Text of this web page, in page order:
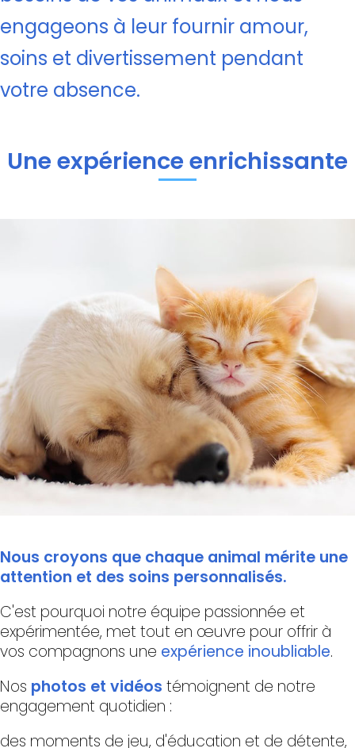
engageons à leur fournir amour,
soins et divertissement pendant
votre absence.
Une expérience enrichissante
Nous croyons que chaque animal mérite une
attention et des soins personnalisés.
C'est pourquoi notre équipe passionnée et
expérimentée, met tout en œuvre pour offrir à
vos compagnons une expérience inoubliable.
Nos photos et vidéos témoignent de notre
engagement quotidien :
des moments de jeu, d'éducation et de détente,